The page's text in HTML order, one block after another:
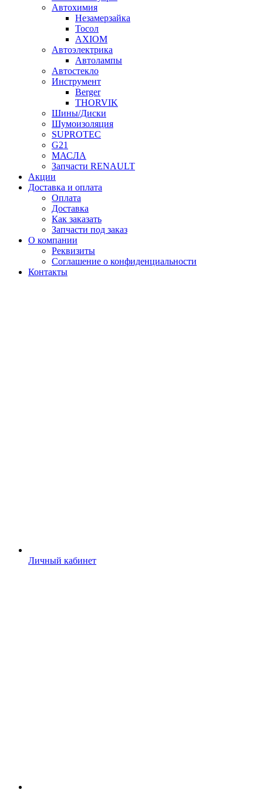
Автохимия
Незамерзайка
Тосол
AXIOM
Автоэлектрика
Автолампы
Автостекло
Инструмент
Berger
THORVIK
Шины/Диски
Шумоизоляция
SUPROTEC
G21
МАСЛА
Запчасти RENAULT
Акции
Доставка и оплата
Оплата
Доставка
Как заказать
Запчасти под заказ
О компании
Реквизиты
Соглашение о конфиденциальности
Контакты
Личный кабинет